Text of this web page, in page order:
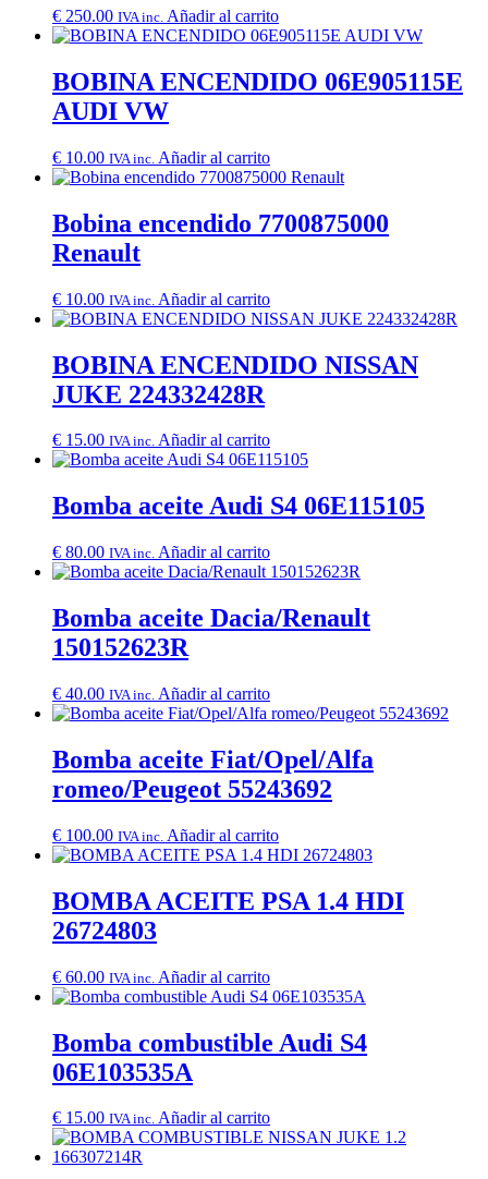
€ 250.00 IVA inc. Añadir al carrito
BOBINA ENCENDIDO 06E905115E
AUDI VW
€ 10.00 IVA inc. Añadir al carrito
Bobina encendido 7700875000
Renault
€ 10.00 IVA inc. Añadir al carrito
BOBINA ENCENDIDO NISSAN
JUKE 224332428R
€ 15.00 IVA inc. Añadir al carrito
Bomba aceite Audi S4 06E115105
€ 80.00 IVA inc. Añadir al carrito
Bomba aceite Dacia/Renault
150152623R
€ 40.00 IVA inc. Añadir al carrito
Bomba aceite Fiat/Opel/Alfa
romeo/Peugeot 55243692
€ 100.00 IVA inc. Añadir al carrito
BOMBA ACEITE PSA 1.4 HDI
26724803
€ 60.00 IVA inc. Añadir al carrito
Bomba combustible Audi S4
06E103535A
€ 15.00 IVA inc. Añadir al carrito